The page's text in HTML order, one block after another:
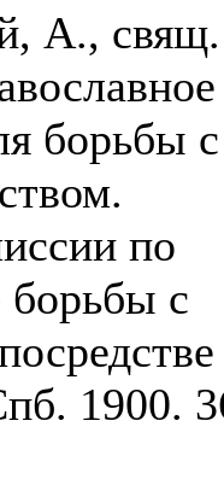
А., свящ.
борьбы с
по
с
1900.